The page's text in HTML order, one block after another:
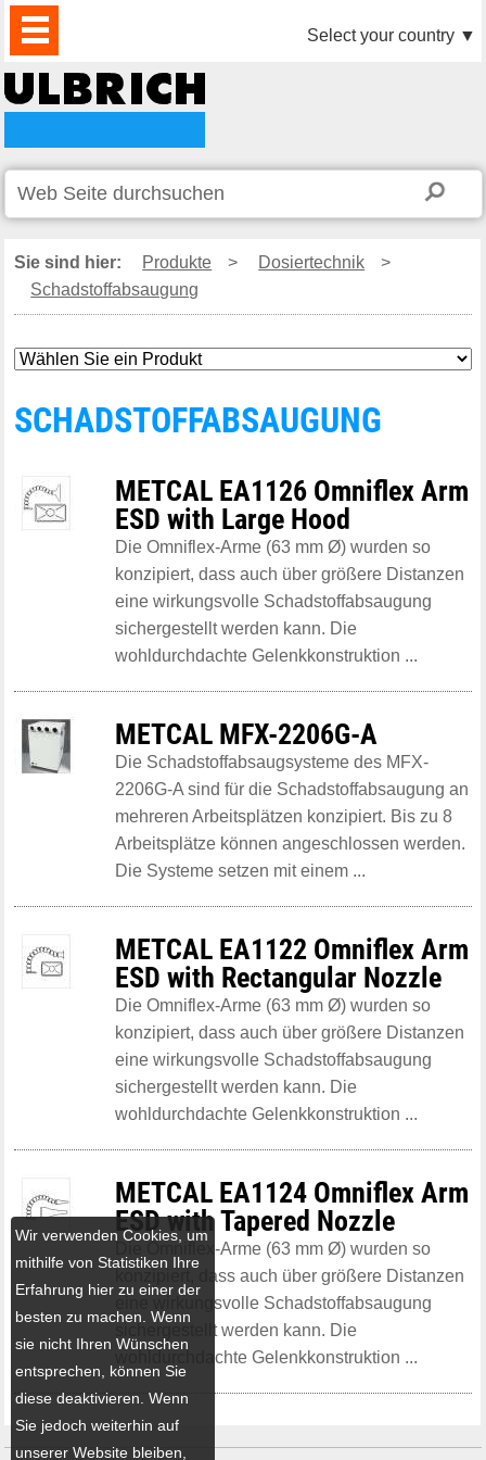
PRODUKTE
AKTUELLES
DOWNLOAD
VIDEO
PARTNER
UNTERNEHMEN
KONTAKTE Select your country ▼
Sie sind hier: Produkte > Dosiertechnik
>
Schadstoffabsaugung
SCHADSTOFFABSAUGUNG
METCAL EA1126 Omniflex Arm
ESD with Large Hood
Die Omniflex-Arme (63 mm Ø) wurden so
konzipiert, dass auch über größere Distanzen
eine wirkungsvolle Schadstoffabsaugung
sichergestellt werden kann. Die
wohldurchdachte Gelenkkonstruktion ...
METCAL MFX-2206G-A
Die Schadstoffabsaugsysteme des MFX-
2206G-A sind für die Schadstoffabsaugung an
mehreren Arbeitsplätzen konzipiert. Bis zu 8
Arbeitsplätze können angeschlossen werden.
Die Systeme setzen mit einem ...
METCAL EA1122 Omniflex Arm
ESD with Rectangular Nozzle
Die Omniflex-Arme (63 mm Ø) wurden so
konzipiert, dass auch über größere Distanzen
eine wirkungsvolle Schadstoffabsaugung
sichergestellt werden kann. Die
wohldurchdachte Gelenkkonstruktion ...
METCAL EA1124 Omniflex Arm
ESD with Tapered Nozzle
Die Omniflex-Arme (63 mm Ø) wurden so
konzipiert, dass auch über größere Distanzen
eine wirkungsvolle Schadstoffabsaugung
sichergestellt werden kann. Die
wohldurchdachte Gelenkkonstruktion ...
Wir verwenden Cookies, um
mithilfe von Statistiken Ihre
Erfahrung hier zu einer der
besten zu machen. Wenn
sie nicht Ihren Wünschen
entsprechen, können Sie
diese deaktivieren. Wenn
Sie jedoch weiterhin auf
unserer Website bleiben,